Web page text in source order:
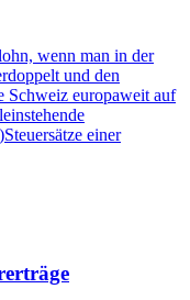
wenn man in der
und den
Schweiz europaweit auf
einer